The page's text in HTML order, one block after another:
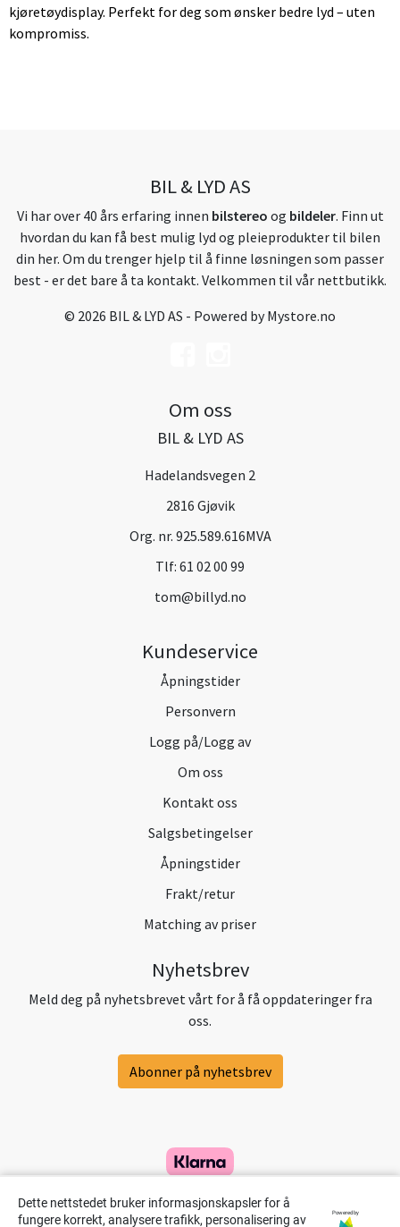
kjøretøydisplay. Perfekt for deg som ønsker bedre lyd – uten
kompromiss.
BIL & LYD AS
Vi har over 40 års erfaring innen bilstereo og bildeler. Finn ut
hvordan du kan få best mulig lyd og pleieprodukter til bilen
din her. Om du trenger hjelp til å finne løsningen som passer
best - er det bare å ta kontakt. Velkommen til vår nettbutikk.
© 2026 BIL & LYD AS - Powered byMystore.no
Om oss
BIL & LYD AS
Hadelandsvegen 2
2816 Gjøvik
Org. nr. 925.589.616MVA
Tlf: 61 02 00 99
tom@billyd.no
Kundeservice
Åpningstider
Personvern
Logg på/Logg av
Om oss
Kontakt oss
Salgsbetingelser
Åpningstider
Frakt/retur
Matching av priser
Nyhetsbrev
Meld deg på nyhetsbrevet vårt for å få oppdateringer fra
oss.
Abonner på nyhetsbrev
Dette nettstedet bruker informasjonskapsler for å
fungere korrekt, analysere trafikk, personalisering av
Powered by